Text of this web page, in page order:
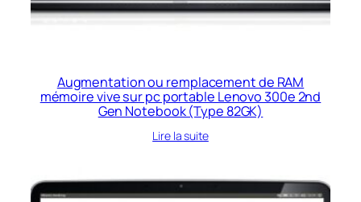
Augmentation ou remplacement de RAM
mémoire vive sur pc portable Lenovo 300e 2nd
Gen Notebook (Type 82GK)
Lire la suite